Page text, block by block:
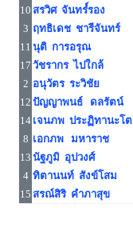
10 สรวิศ จันทร๋์รอง
3 ฤทธิเดช ชารีจันทร์
11 นุติ การอรุณ
17 วัชรากร ไปใกล้
2 อนุวัตร ระวิชัย
12 ปัญญาพนธ์ ดลรัตน์
14 เจนภพ ประฏิทานะโต
8 เอกภพ มหาราช
13 นัฐภูมิ อุปวงศ์
4 ทิตานนท์ สังข์โสม
15 สรณ์สิริ คำภาสุข